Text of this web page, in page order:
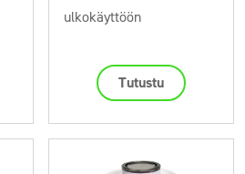
ulkokäyttöön
Tutustu